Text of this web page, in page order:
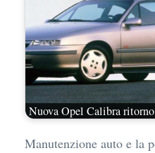
Nuova Opel Calibra
Manutenzione auto e la